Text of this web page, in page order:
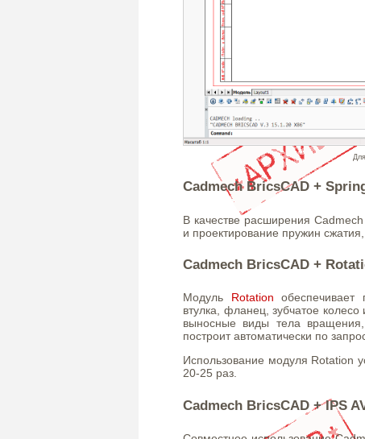
Cadmech BricsCAD +
В качестве расширения
и проектирование пружин
Cadmech BricsCAD +
Модуль Rotation обеспечивает
втулка, фланец, зубчатое
выносные виды тела
построит автоматически по
Использование модуля Rotation
20-25 раз.
Cadmech BricsCAD + IPS